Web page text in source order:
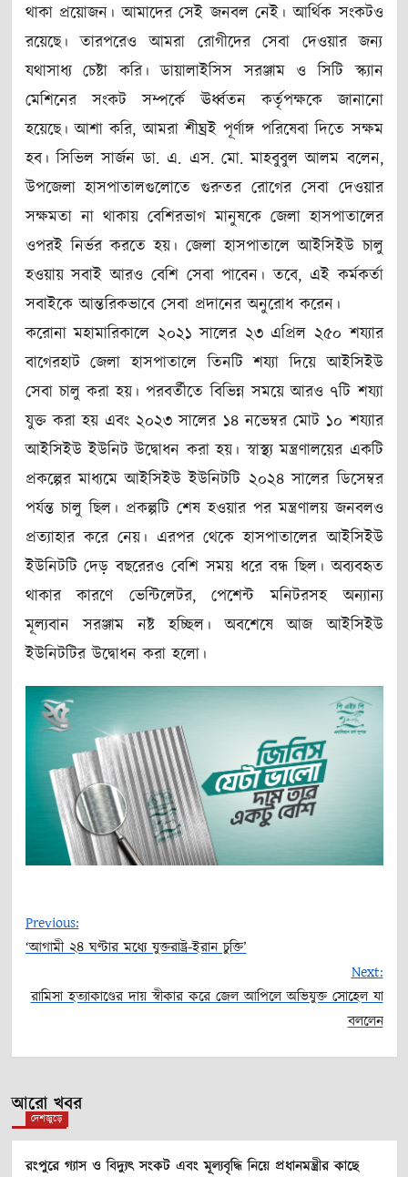
থাকা প্রয়োজন। আমাদের সেই জনবল নেই। আর্থিক সংকটও
রয়েছে। তারপরেও আমরা রোগীদের সেবা দেওয়ার জন্য
যথাসাধ্য চেষ্টা করি। ডায়ালাইসিস সরঞ্জাম ও সিটি স্ক্যান
মেশিনের সংকট সম্পর্কে ঊর্ধ্বতন কর্তৃপক্ষকে জানানো
হয়েছে। আশা করি, আমরা শীঘ্রই পূর্ণাঙ্গ পরিষেবা দিতে সক্ষম
হব। সিভিল সার্জন ডা. এ. এস. মো. মাহবুবুল আলম বলেন,
উপজেলা হাসপাতালগুলোতে গুরুতর রোগের সেবা দেওয়ার
সক্ষমতা না থাকায় বেশিরভাগ মানুষকে জেলা হাসপাতালের
ওপরই নির্ভর করতে হয়। জেলা হাসপাতালে আইসিইউ চালু
হওয়ায় সবাই আরও বেশি সেবা পাবেন। তবে, এই কর্মকর্তা
সবাইকে আন্তরিকভাবে সেবা প্রদানের অনুরোধ করেন।
করোনা মহামারিকালে ২০২১ সালের ২৩ এপ্রিল ২৫০ শয্যার
বাগেরহাট জেলা হাসপাতালে তিনটি শয্যা দিয়ে আইসিইউ
সেবা চালু করা হয়। পরবর্তীতে বিভিন্ন সময়ে আরও ৭টি শয্যা
যুক্ত করা হয় এবং ২০২৩ সালের ১৪ নভেম্বর মোট ১০ শয্যার
আইসিইউ ইউনিট উদ্বোধন করা হয়। স্বাস্থ্য মন্ত্রণালয়ের একটি
প্রকল্পের মাধ্যমে আইসিইউ ইউনিটটি ২০২৪ সালের ডিসেম্বর
পর্যন্ত চালু ছিল। প্রকল্পটি শেষ হওয়ার পর মন্ত্রণালয় জনবলও
প্রত্যাহার করে নেয়। এরপর থেকে হাসপাতালের আইসিইউ
ইউনিটটি দেড় বছরেরও বেশি সময় ধরে বন্ধ ছিল। অব্যবহৃত
থাকার কারণে ভেন্টিলেটর, পেশেন্ট মনিটরসহ অন্যান্য
মূল্যবান সরঞ্জাম নষ্ট হচ্ছিল। অবশেষে আজ আইসিইউ
ইউনিটটির উদ্বোধন করা হলো।
navigation
Previous:
‘আগামী ২৪ ঘণ্টার মধ্যে যুক্তরাষ্ট্র-ইরান চুক্তি’
Next:
রামিসা হত্যাকাণ্ডের দায় স্বীকার করে জেল আপিলে অভিযুক্ত সোহেল যা
বললেন
আরো খবর
দেশজুড়ে
রংপুরে গ্যাস ও বিদ্যুৎ সংকট এবং মূল্যবৃদ্ধি নিয়ে প্রধানমন্ত্রীর কাছে